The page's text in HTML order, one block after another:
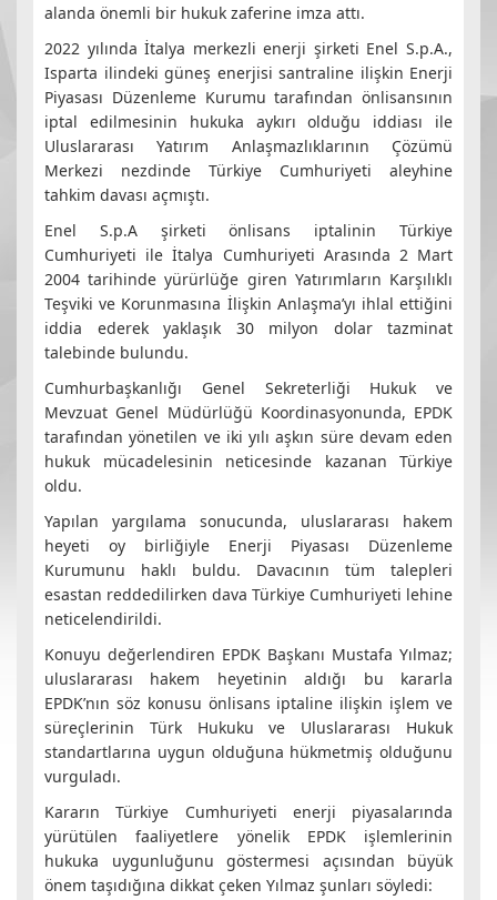
alanda önemli bir hukuk zaferine imza attı.
2022 yılında İtalya merkezli enerji şirketi Enel S.p.A.,
Isparta ilindeki güneş enerjisi santraline ilişkin Enerji
Piyasası Düzenleme Kurumu tarafından önlisansının
iptal edilmesinin hukuka aykırı olduğu iddiası ile
Uluslararası Yatırım Anlaşmazlıklarının Çözümü
Merkezi nezdinde Türkiye Cumhuriyeti aleyhine
tahkim davası açmıştı.
Enel S.p.A şirketi önlisans iptalinin Türkiye
Cumhuriyeti ile İtalya Cumhuriyeti Arasında 2 Mart
2004 tarihinde yürürlüğe giren Yatırımların Karşılıklı
Teşviki ve Korunmasına İlişkin Anlaşma’yı ihlal ettiğini
iddia ederek yaklaşık 30 milyon dolar tazminat
talebinde bulundu.
Cumhurbaşkanlığı Genel Sekreterliği Hukuk ve
Mevzuat Genel Müdürlüğü Koordinasyonunda, EPDK
tarafından yönetilen ve iki yılı aşkın süre devam eden
hukuk mücadelesinin neticesinde kazanan Türkiye
oldu.
Yapılan yargılama sonucunda, uluslararası hakem
heyeti oy birliğiyle Enerji Piyasası Düzenleme
Kurumunu haklı buldu. Davacının tüm talepleri
esastan reddedilirken dava Türkiye Cumhuriyeti lehine
neticelendirildi.
Konuyu değerlendiren EPDK Başkanı Mustafa Yılmaz;
uluslararası hakem heyetinin aldığı bu kararla
EPDK’nın söz konusu önlisans iptaline ilişkin işlem ve
süreçlerinin Türk Hukuku ve Uluslararası Hukuk
standartlarına uygun olduğuna hükmetmiş olduğunu
vurguladı.
Kararın Türkiye Cumhuriyeti enerji piyasalarında
yürütülen faaliyetlere yönelik EPDK işlemlerinin
hukuka uygunluğunu göstermesi açısından büyük
önem taşıdığına dikkat çeken Yılmaz şunları söyledi: